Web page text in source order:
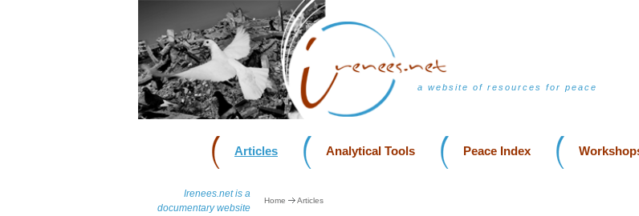
a website of resources for peace
Articles Analytical Tools Peace Index
Irenees.net is a
documentary website
Home Articles